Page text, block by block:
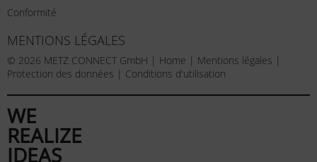
Conformité
MENTIONS LÉGALES
© 2026 METZ CONNECT GmbH | Home | Mentions légales |
Protection des données | Conditions d'utilisation
WE
REALIZE
IDEAS